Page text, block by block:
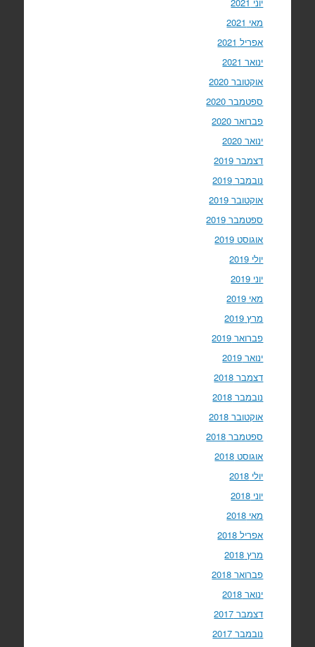
מאי 2021
אפריל 2021
ינואר 2021
אוקטובר 2020
ספטמבר 2020
פברואר 2020
ינואר 2020
דצמבר 2019
נובמבר 2019
אוקטובר 2019
ספטמבר 2019
אוגוסט 2019
יולי 2019
יוני 2019
מאי 2019
מרץ 2019
פברואר 2019
ינואר 2019
דצמבר 2018
נובמבר 2018
אוקטובר 2018
ספטמבר 2018
אוגוסט 2018
יולי 2018
יוני 2018
מאי 2018
אפריל 2018
מרץ 2018
פברואר 2018
ינואר 2018
דצמבר 2017
נובמבר 2017